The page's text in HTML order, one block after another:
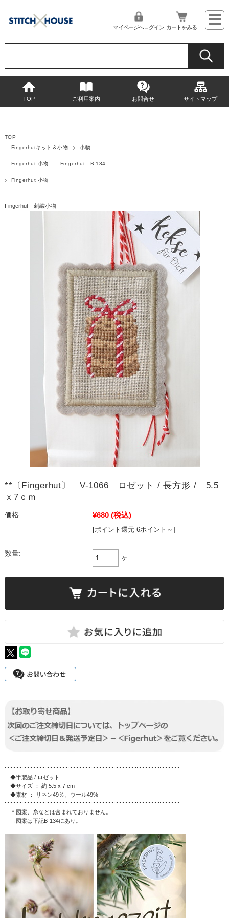
マイページへログイン カートをみる
TOP ご利用案内 お問合せ サイトマップ
TOP
Fingerhutキット＆小物
小物
Fingerhut 小物 Fingerhut B-134
Fingerhut 小物
Fingerhut 刺繍小物
**〔Fingerhut〕 V-1066 ロゼット / 長方形 / 5.5
ｘ7ｃｍ
価格: ¥680 (税込)
[ポイント還元 6ポイント～]
数量:
ヶ
::::::::::::::::::::::::::::::::::::::::::::::::::::::::::::::::::::::::::::::::::::::::::::::::::::::::::::::::::
◆半製品 / ロゼット
◆サイズ ： 約 5.5 x 7 cm
◆素材 ： リネン49％、ウール49%
::::::::::::::::::::::::::::::::::::::::::::::::::::::::::::::::::::::::::::::::::::::::::::::::::::::::::::::::::
＊図案、糸などは含まれておりません。
→図案は下記B-134にあり。